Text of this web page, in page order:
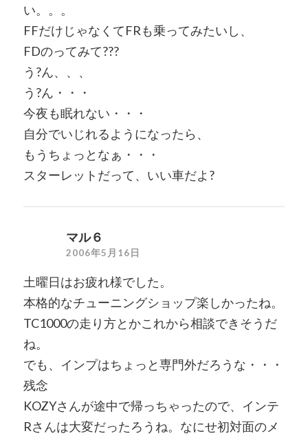
い。。。
FFだけじゃなくてFRも乗ってみたいし、
FDのってみて???
う?ん、、、
う?ん・・・
今夜も眠れない・・・
自分でいじれるようになったら、
もうちょっとなぁ・・・
スターレットだって、いい車だよ?
マル６
2006年5月16日
土曜日はお疲れ様でした。
本格的なチューニングショップ楽しかったね。
TC1000の走り方とかこれから相談できそうだ
ね。
でも、インプはちょっと専門外だろうな・・・
残念
KOZYさんが途中で帰っちゃったので、インテ
Rさんは大変だったろうね。なにせ初対面のメ